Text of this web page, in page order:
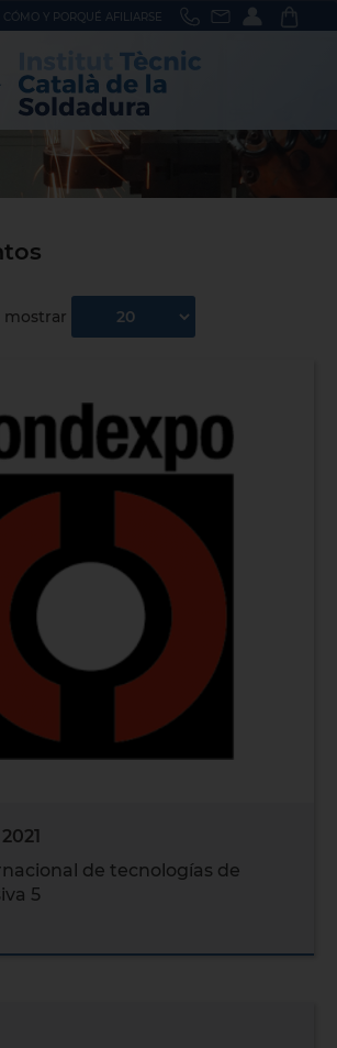
CÓMO Y PORQUÉ AFILIARSE
mostrar
de tecnologías de
5